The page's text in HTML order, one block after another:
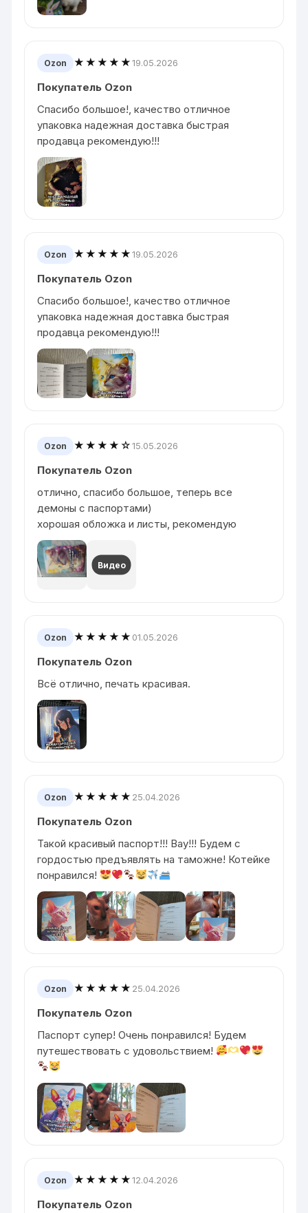
Ozon ★★★★★19.05.2026
Покупатель Ozon
Спасибо большое!, качество отличное
упаковка надежная доставка быстрая
продавца рекомендую!!!
Ozon ★★★★★19.05.2026
Покупатель Ozon
Спасибо большое!, качество отличное
упаковка надежная доставка быстрая
продавца рекомендую!!!
Ozon ★★★★☆15.05.2026
Покупатель Ozon
отлично, спасибо большое, теперь все
демоны с паспортами)
хорошая обложка и листы, рекомендую
Видео
Ozon ★★★★★ 01.05.2026
Покупатель Ozon
Всё отлично, печать красивая.
Ozon ★★★★★ 25.04.2026
Покупатель Ozon
Такой красивый паспорт!!! Вау!!! Будем с
гордостью предъявлять на таможне! Котейке
понравился!
Ozon ★★★★★ 25.04.2026
Покупатель Ozon
Паспорт супер! Очень понравился! Будем
путешествовать с удовольствием!
Ozon ★★★★★12.04.2026
Покупатель Ozon